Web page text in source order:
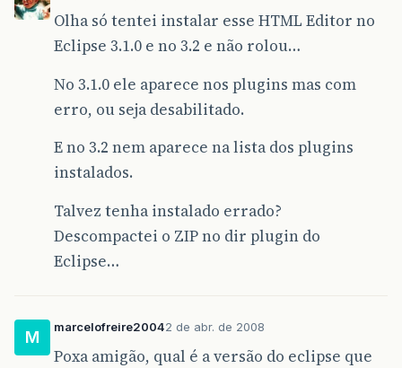
Olha só tentei instalar esse HTML Editor no
Eclipse 3.1.0 e no 3.2 e não rolou…
No 3.1.0 ele aparece nos plugins mas com
erro, ou seja desabilitado.
E no 3.2 nem aparece na lista dos plugins
instalados.
Talvez tenha instalado errado?
Descompactei o ZIP no dir plugin do
Eclipse…
M
marcelofreire20042 de abr. de 2008
Poxa amigão, qual é a versão do eclipse que